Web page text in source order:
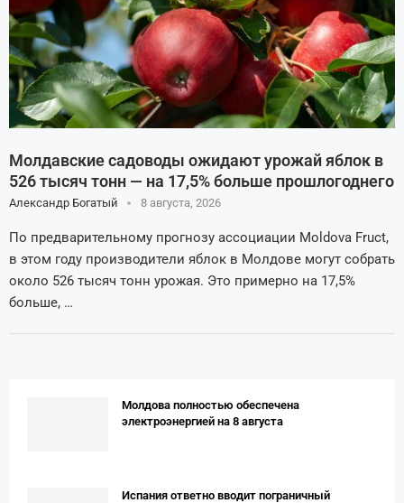
Молдавские садоводы ожидают урожай яблок в
526 тысяч тонн — на 17,5% больше прошлогоднего
Александр Богатый 8 августа, 2026
По предварительному прогнозу ассоциации Moldova Fruct,
в этом году производители яблок в Молдове могут собрать
около 526 тысяч тонн урожая. Это примерно на 17,5%
больше, …
Молдова полностью обеспечена
электроэнергией на 8 августа
Испания ответно вводит пограничный